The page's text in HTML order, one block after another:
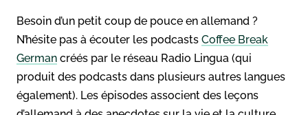
Besoin d’un petit coup de pouce en allemand ?
N’hésite pas à écouter les podcasts Coffee Break
German créés par le réseau Radio Lingua (qui
produit des podcasts dans plusieurs autres langues
également). Les épisodes associent des leçons